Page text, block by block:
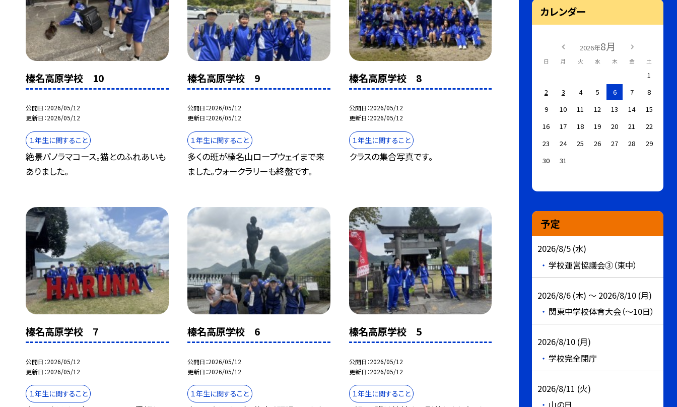
榛名高原学校 10
公開日 2026/05/12
更新日 2026/05/12
１年生に関すること
絶景パノラマコース。猫とのふれあいも
ありました。
榛名高原学校 9
公開日 2026/05/12
更新日 2026/05/12
１年生に関すること
多くの班が榛名山ロープウェイまで来
ました。ウォークラリーも終盤です。
榛名高原学校 8
公開日 2026/05/12
更新日 2026/05/12
１年生に関すること
クラスの集合写真です。
榛名高原学校 7
公開日 2026/05/12
更新日 2026/05/12
１年生に関すること
榛名高原学校 6
公開日 2026/05/12
更新日 2026/05/12
１年生に関すること
榛名高原学校 5
公開日 2026/05/12
更新日 2026/05/12
１年生に関すること
カレンダー
2026年8月
日 月 火 水 木 金 土
1
2
3 4 5 6 7
8
9
10 11 12 13 14
15
16
17 18 19 20 21
22
23
24 25 26 27 28
29
30
31
予定
2026/8/5 (水)
学校運営協議会③（東中）
2026/8/6 (木) ～ 2026/8/10 (月)
関東中学校体育大会（～10日）
2026/8/10 (月)
学校完全閉庁
2026/8/11 (火)